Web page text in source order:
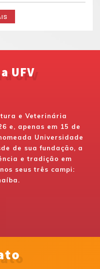
UFV
e Veterinária
e, apenas em 15 de
Universidade
de sua fundação, a
e tradição em
seus três campi: